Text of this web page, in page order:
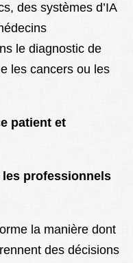
des systèmes d’IA
le diagnostic de
les cancers ou les
patient et
les professionnels
la manière dont
des décisions